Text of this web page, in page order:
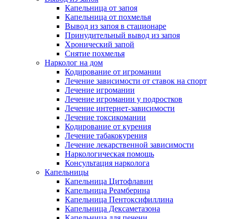
Капельница от запоя
Капельница от похмелья
Вывод из запоя в стационаре
Принудительный вывод из запоя
Хронический запой
Снятие похмелья
Нарколог на дом
Кодирование от игромании
Лечение зависимости от ставок на спорт
Лечение игромании
Лечение игромании у подростков
Лечение интернет-зависимости
Лечение токсикомании
Кодирование от курения
Лечение табакокурения
Лечение лекарственной зависимости
Наркологическая помощь
Консультация нарколога
Капельницы
Капельница Цитофлавин
Капельница Реамберина
Капельница Пентоксифиллина
Капельница Дексаметазона